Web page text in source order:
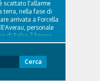
scattato l'allarme
terra, nella fase di
arrivata a Forcella
personale
di Falco 2 hanno